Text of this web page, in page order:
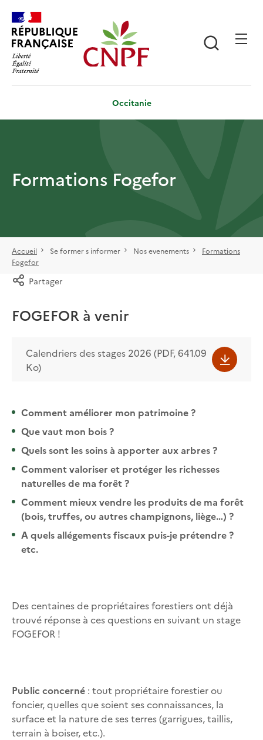
contenu
principal
Occitanie
Formations Fogefor
Accueil Se former s informer Nos evenements
Formations
Fogefor
Partager
FOGEFOR à venir
Calendriers des stages 2026 (PDF, 641.09
Ko)
Comment améliorer mon patrimoine ?
Que vaut mon bois ?
Quels sont les soins à apporter aux arbres ?
Comment valoriser et protéger les richesses
naturelles de ma forêt ?
Comment mieux vendre les produits de ma forêt
(bois, truffes, ou autres champignons, liège…) ?
A quels allégements fiscaux puis-je prétendre ?
etc.
Des centaines de propriétaires forestiers ont déjà
trouvé réponse à ces questions en suivant un stage
FOGEFOR !
Public concerné : tout propriétaire forestier ou
foncier, quelles que soient ses connaissances, la
surface et la nature de ses terres (garrigues, taillis,
terrain à boiser, etc.).